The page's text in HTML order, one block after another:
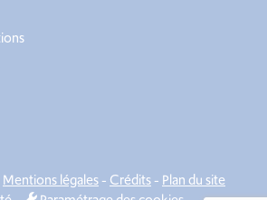
Mentions légales- Crédits- Plan du site